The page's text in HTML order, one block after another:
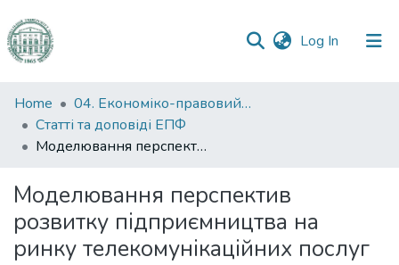
Log In (current)
Communities
&
Collections
Statistics
Home
04. Економіко-правовий факультет
Статті та доповіді ЕПФ
Моделювання перспектив розвитку підприємництва на ринку телекомунікаційних послуг
Моделювання перспектив
розвитку підприємництва на
ринку телекомунікаційних послуг